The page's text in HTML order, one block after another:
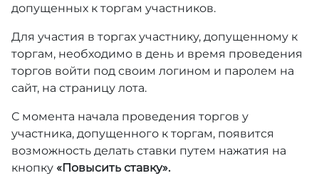
допущенных к торгам участников.
Для участия в торгах участнику, допущенному к
торгам, необходимо в день и время проведения
торгов войти под своим логином и паролем на
сайт, на страницу лота.
С момента начала проведения торгов у
участника, допущенного к торгам, появится
возможность делать ставки путем нажатия на
кнопку «Повысить ставку».